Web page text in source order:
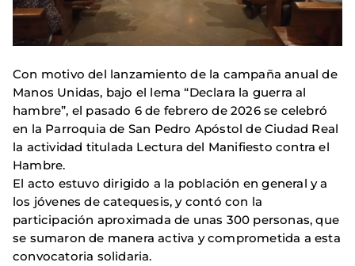
Con motivo del lanzamiento de la campaña anual de
Manos Unidas, bajo el lema “Declara la guerra al
hambre”, el pasado 6 de febrero de 2026 se celebró
en la Parroquia de San Pedro Apóstol de Ciudad Real
la actividad titulada Lectura del Manifiesto contra el
Hambre.
El acto estuvo dirigido a la población en general y a
los jóvenes de catequesis, y contó con la
participación aproximada de unas 300 personas, que
se sumaron de manera activa y comprometida a esta
convocatoria solidaria.